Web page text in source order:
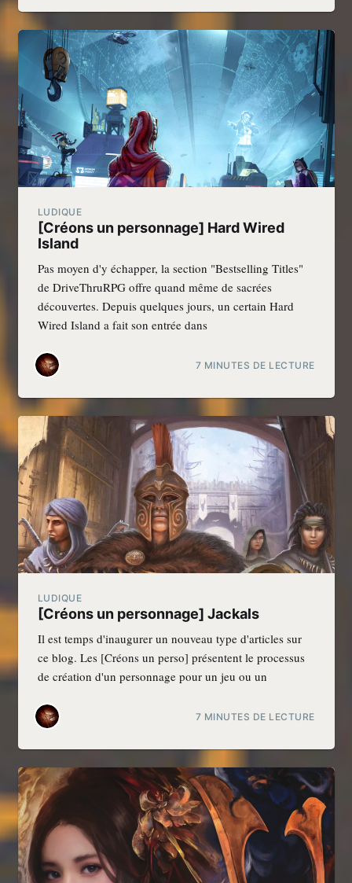
LUDIQUE
[Créons un personnage] Hard Wired
Island
Pas moyen d'y échapper, la section "Bestselling Titles"
de DriveThruRPG offre quand même de sacrées
découvertes. Depuis quelques jours, un certain Hard
Wired Island a fait son entrée dans
7 MINUTES DE LECTURE
LUDIQUE
[Créons un personnage] Jackals
Il est temps d'inaugurer un nouveau type d'articles sur
ce blog. Les [Créons un perso] présentent le processus
de création d'un personnage pour un jeu ou un
7 MINUTES DE LECTURE